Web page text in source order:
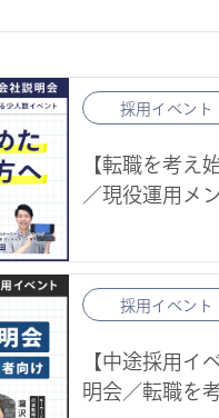
採用イベント
【転職を考え
／現役運用メ
採用イベント
【中途採用イ
明会／転職を